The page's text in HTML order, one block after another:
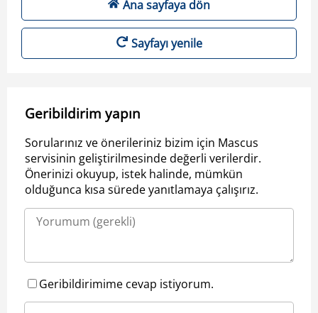
Ana sayfaya dön
Sayfayı yenile
Geribildirim yapın
Sorularınız ve önerileriniz bizim için Mascus
servisinin geliştirilmesinde değerli verilerdir.
Önerinizi okuyup, istek halinde, mümkün
olduğunca kısa sürede yanıtlamaya çalışırız.
Geribildirimime cevap istiyorum.